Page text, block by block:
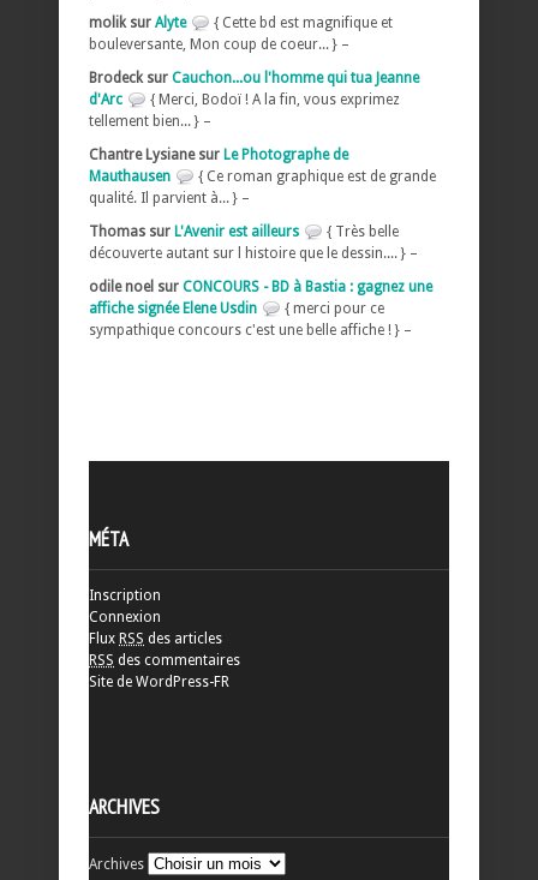
molik sur Alyte
{ Cette bd est magnifique et
bouleversante, Mon coup de coeur... } –
Brodeck sur Cauchon...ou l'homme qui tua Jeanne
d'Arc
{ Merci, Bodoï ! A la fin, vous exprimez
tellement bien... } –
Chantre Lysiane sur Le Photographe de
Mauthausen
{ Ce roman graphique est de grande
qualité. Il parvient à... } –
Thomas sur L'Avenir est ailleurs
{ Très belle
découverte autant sur l histoire que le dessin.... } –
odile noel sur CONCOURS - BD à Bastia : gagnez une
affiche signée Elene Usdin
{ merci pour ce
sympathique concours c'est une belle affiche ! } –
MÉTA
Inscription
Connexion
Flux RSS des articles
RSS des commentaires
Site de WordPress-FR
ARCHIVES
Archives